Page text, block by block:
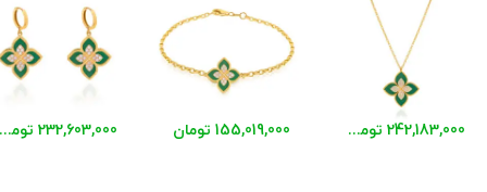
242,183,000 تومان 155,019,000 تومان 232,603,000 تومان